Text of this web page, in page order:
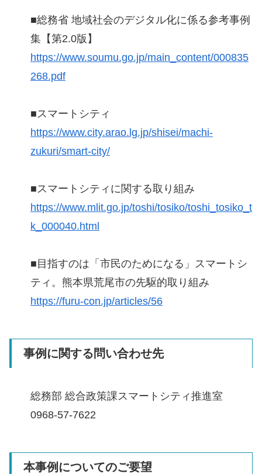
■総務省 地域社会のデジタル化に係る参考事例
集【第2.0版】
https://www.soumu.go.jp/main_content/000835
268.pdf
■スマートシティ
https://www.city.arao.lg.jp/shisei/machi-
zukuri/smart-city/
■スマートシティに関する取り組み
https://www.mlit.go.jp/toshi/tosiko/toshi_tosiko_t
k_000040.html
■目指すのは「市民のためになる」スマートシ
ティ。熊本県荒尾市の先駆的取り組み
https://furu-con.jp/articles/56
事例に関する問い合わせ先
総務部 総合政策課スマートシティ推進室
0968-57-7622
本事例についてのご要望